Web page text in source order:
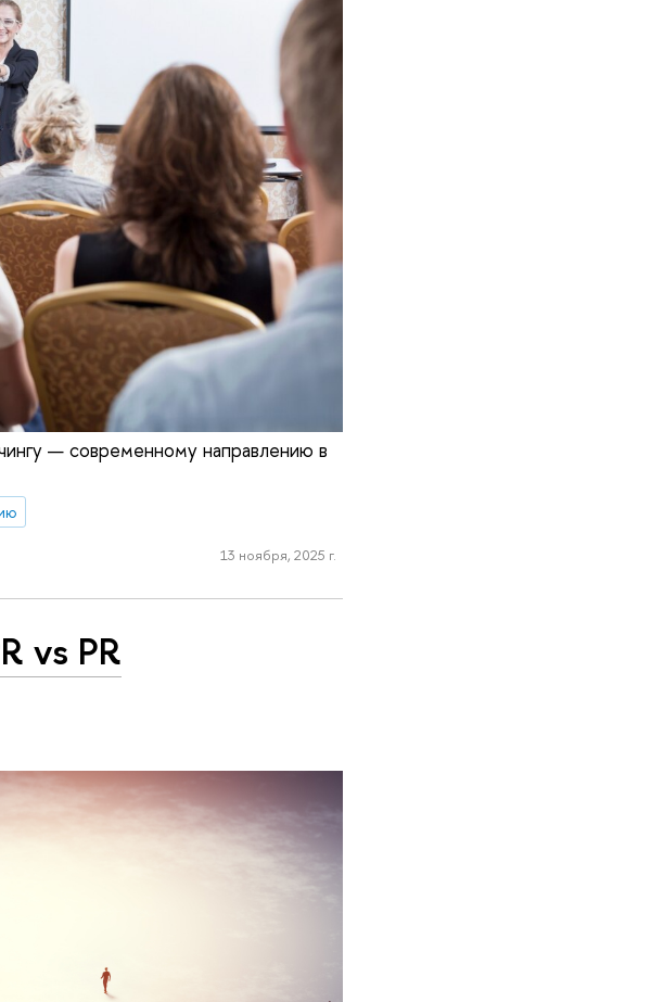
— современному направлению в
13 ноября, 2025 г.
vs PR